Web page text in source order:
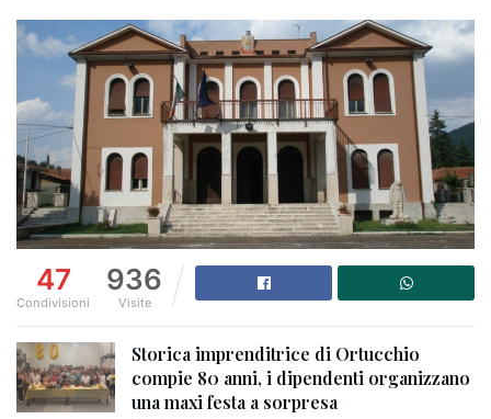
47
Condivisioni
936
Visite
Storica imprenditrice di Ortucchio
compie 80 anni, i dipendenti organizzano
una maxi festa a sorpresa